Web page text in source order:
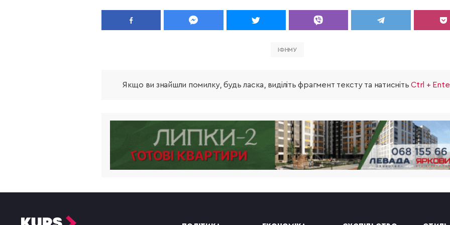
ІФНМУ
Якщо ви знайшли помилку, будь ласка, виділіть фрагмент тексту та натиснітьCtrl +